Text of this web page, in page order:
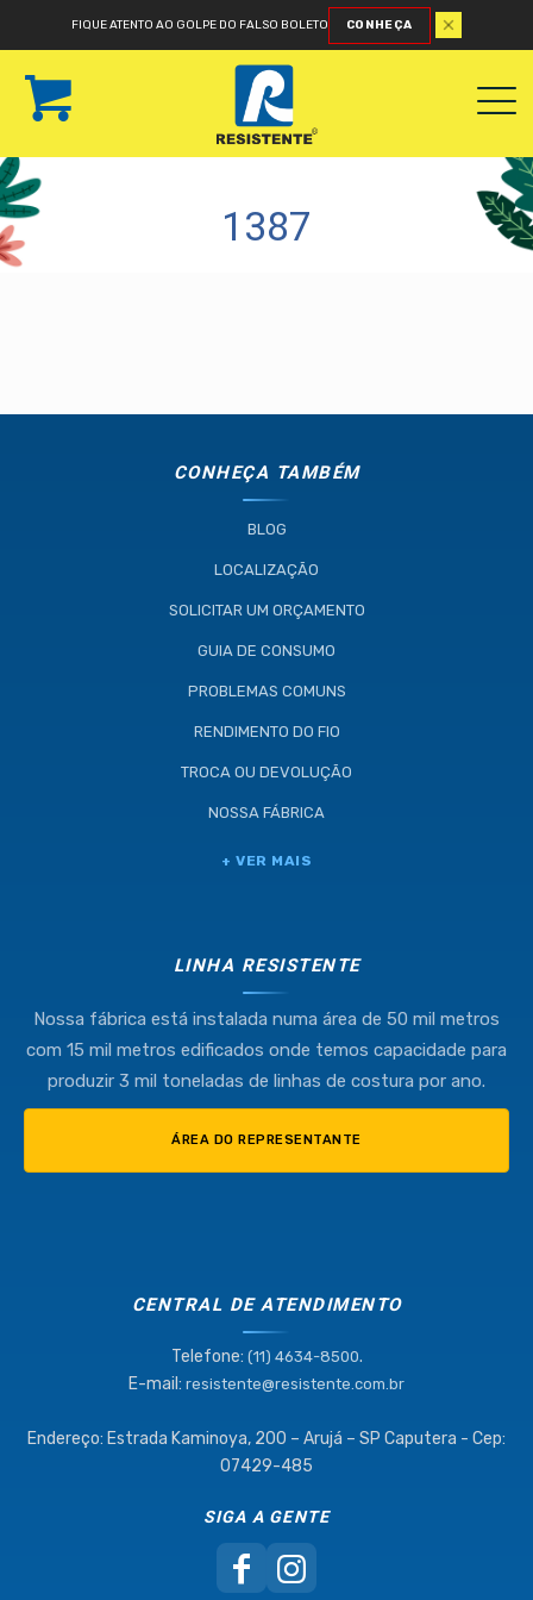
FIQUE ATENTO AO GOLPE DO FALSO BOLETO CONHEÇA
Industria e Comercio de Linhas
(11) 4634-8500
1387
CONHEÇA TAMBÉM
BLOG
LOCALIZAÇÃO
SOLICITAR UM ORÇAMENTO
GUIA DE CONSUMO
PROBLEMAS COMUNS
RENDIMENTO DO FIO
TROCA OU DEVOLUÇÃO
NOSSA FÁBRICA
+ VER MAIS
LINHA RESISTENTE
Nossa fábrica está instalada numa área de 50 mil metros
com 15 mil metros edificados onde temos capacidade para
produzir 3 mil toneladas de linhas de costura por ano.
ÁREA DO REPRESENTANTE
CENTRAL DE ATENDIMENTO
Telefone: (11) 4634-8500.
E-mail: resistente@resistente.com.br
Endereço: Estrada Kaminoya, 200 – Arujá – SP Caputera - Cep:
07429-485
SIGA A GENTE